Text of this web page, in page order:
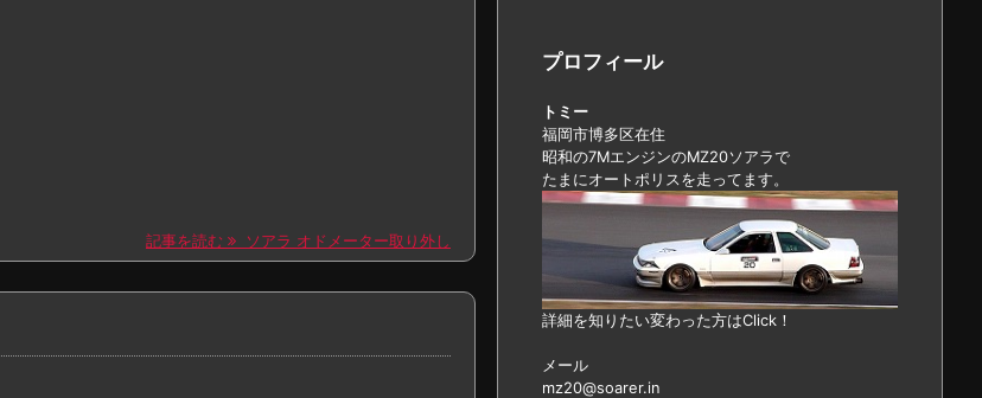
記事を読む ソアラ オドメーター取り外し
プロフィール
トミー
福岡市博多区在住
昭和の7MエンジンのMZ20ソアラで
たまにオートポリスを走ってます。
詳細を知りたい変わった方はClick！
メール
mz20@soarer.in